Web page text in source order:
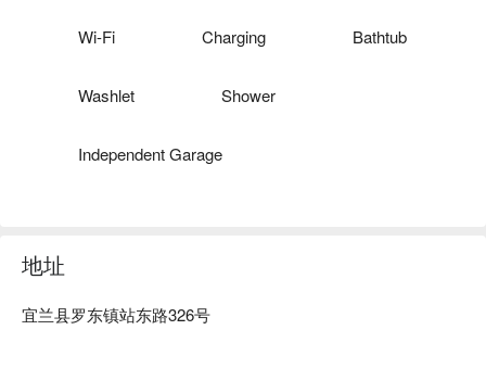
驿 Motel优惠、驿 Motel住宿方案、驿 Motel休息方案立刻查看
Wi-Fi Charging Bathtub
Washlet Shower
Independent Garage
地址
宜兰县罗东镇站东路326号